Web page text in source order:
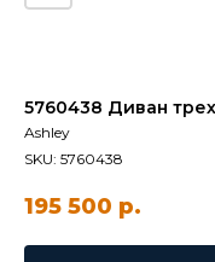
5760438 Диван
Ashley
SKU: 5760438
195 500 р.